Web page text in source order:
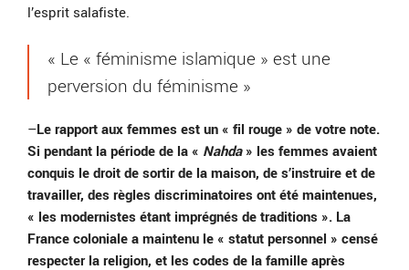
l’esprit salafiste.
« Le « féminisme islamique » est une
perversion du féminisme »
–Le rapport aux femmes est un « fil rouge » de votre note.
Si pendant la période de la « Nahda» les femmes avaient
conquis le droit de sortir de la maison, de s’instruire et de
travailler, des règles discriminatoires ont été maintenues,
« les modernistes étant imprégnés de traditions ». La
France coloniale a maintenu le « statut personnel » censé
respecter la religion, et les codes de la famille après